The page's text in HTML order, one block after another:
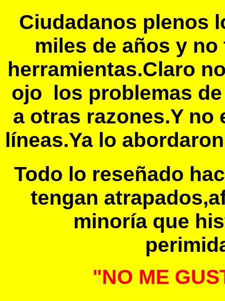
Ciudadanos plenos
miles de años y
herramientas.Claro
ojo los problemas
a otras razones.Y no
líneas.Ya lo
Todo lo reseñado
tengan
minoría que
"NO ME